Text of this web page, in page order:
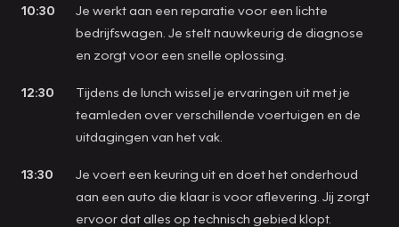
10:30
Je werkt aan een reparatie voor een lichte
bedrijfswagen. Je stelt nauwkeurig de diagnose
en zorgt voor een snelle oplossing.
12:30
Tijdens de lunch wissel je ervaringen uit met je
teamleden over verschillende voertuigen en de
uitdagingen van het vak.
13:30
Je voert een keuring uit en doet het onderhoud
aan een auto die klaar is voor aflevering. Jij zorgt
ervoor dat alles op technisch gebied klopt.